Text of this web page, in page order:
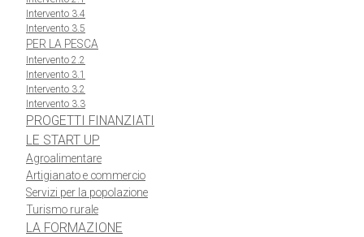
Intervento 3.4
Intervento 3.5
PER LA PESCA
Intervento 2.2
Intervento 3.1
Intervento 3.2
Intervento 3.3
PROGETTI FINANZIATI
LE START UP
Agroalimentare
Artigianato e commercio
Servizi per la popolazione
Turismo rurale
LA FORMAZIONE